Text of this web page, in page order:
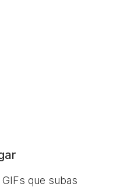
que subas